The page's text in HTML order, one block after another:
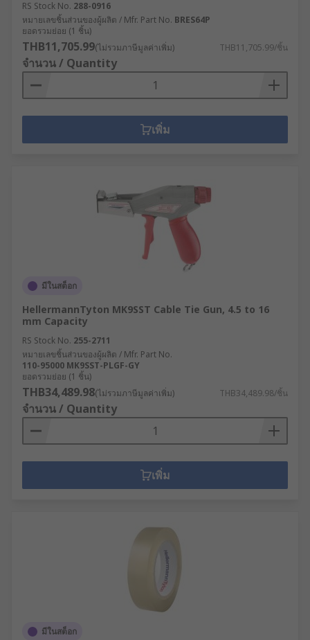
RS Stock No. 288-0916
หมายเลขชิ้นส่วนของผู้ผลิต / Mfr. Part No. BRES64P
ยอดรวมย่อย (1 ชิ้น)
THB11,705.99(ไม่รวมภาษีมูลค่าเพิ่ม) THB11,705.99/ชิ้น
จำนวน / Quantity
เพิ่ม
มีในสต็อก
HellermannTyton MK9SST Cable Tie Gun, 4.5 to 16
mm Capacity
RS Stock No. 255-2711
หมายเลขชิ้นส่วนของผู้ผลิต / Mfr. Part No.
110-95000 MK9SST-PLGF-GY
ยอดรวมย่อย (1 ชิ้น)
THB34,489.98(ไม่รวมภาษีมูลค่าเพิ่ม) THB34,489.98/ชิ้น
จำนวน / Quantity
เพิ่ม
มีในสต็อก